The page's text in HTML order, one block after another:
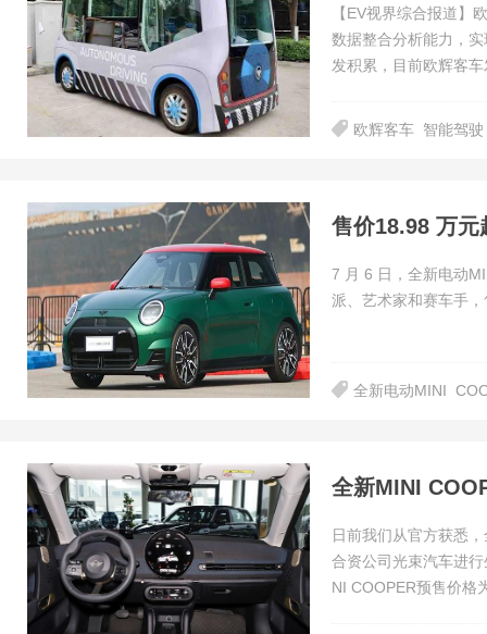
【EV视界综合报道】
数据整合分析能力，
发积累，目前欧辉客
欧辉客车 智能驾驶
售价18.98 万元
7 月 6 日，全新电动
派、艺术家和赛车手
全新电动MINI
全新MINI
日前我们从官方获悉
合资公司光束汽车进
NI COOPER预售价格